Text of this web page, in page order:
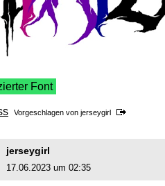
Font
Vorgeschlagen von jerseygirl
jerseygirl
17.06.2023 um 02:35